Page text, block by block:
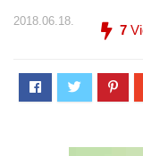
2018.06.18.
7